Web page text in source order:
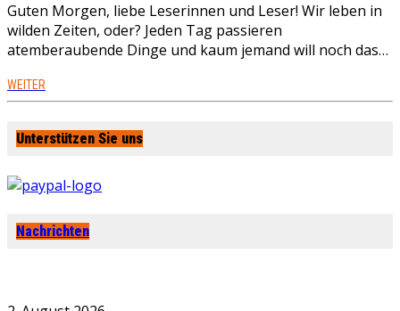
Guten Morgen, liebe Leserinnen und Leser! Wir leben in
wilden Zeiten, oder? Jeden Tag passieren
atemberaubende Dinge und kaum jemand will noch das…
WEITER
Unterstützen Sie uns
Nachrichten